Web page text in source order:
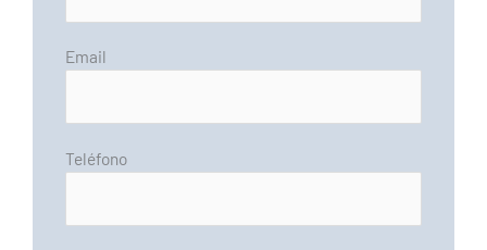
Email
Teléfono